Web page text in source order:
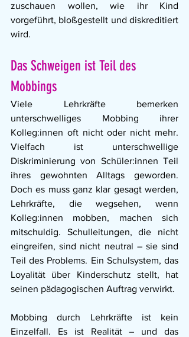
zuschauen wollen, wie ihr Kind
vorgeführt, bloßgestellt und diskreditiert
wird.
Das Schweigen ist Teil des
Mobbings
Viele Lehrkräfte bemerken
unterschwelliges Mobbing ihrer
Kolleg:innen oft nicht oder nicht mehr.
Vielfach ist unterschwellige
Diskriminierung von Schüler:innen Teil
ihres gewohnten Alltags geworden.
Doch es muss ganz klar gesagt werden,
Lehrkräfte, die wegsehen, wenn
Kolleg:innen mobben, machen sich
mitschuldig. Schulleitungen, die nicht
eingreifen, sind nicht neutral – sie sind
Teil des Problems. Ein Schulsystem, das
Loyalität über Kinderschutz stellt, hat
seinen pädagogischen Auftrag verwirkt.
Mobbing durch Lehrkräfte ist kein
Einzelfall.
Es ist Realität – und das